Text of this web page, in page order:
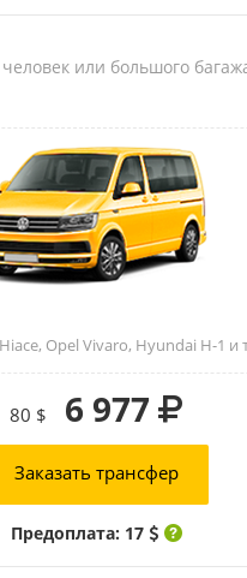
или большого
Opel Vivaro, Hyundai H-1 и
80 $ 6 977
Заказать трансфер
Предоплата: 17